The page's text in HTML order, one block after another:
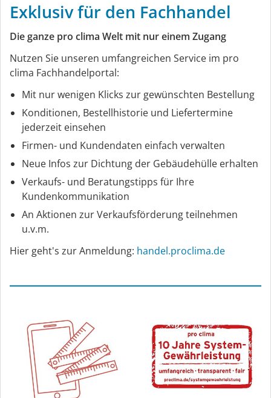
Exklusiv für den Fachhandel
Die ganze pro clima Welt mit nur einem Zugang
Nutzen Sie unseren umfangreichen Service im pro
clima Fachhandelportal:
Mit nur wenigen Klicks zur gewünschten Bestellung
Konditionen, Bestellhistorie und Liefertermine
jederzeit einsehen
Firmen- und Kundendaten einfach verwalten
Neue Infos zur Dichtung der Gebäudehülle erhalten
Verkaufs- und Beratungstipps für Ihre
Kundenkommunikation
An Aktionen zur Verkaufsförderung teilnehmen
u.v.m.
Hier geht's zur Anmeldung: handel.proclima.de